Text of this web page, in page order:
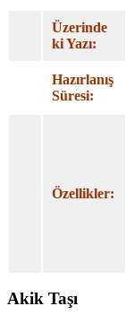
Üzerinde
ki Yazı:
Hazırlanış
Süresi:
Özellikler:
Akik Taşı